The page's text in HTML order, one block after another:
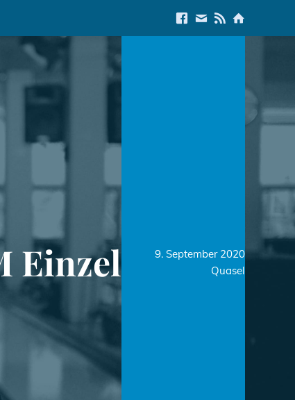
Link to Facebook
E-Mail us
Link to RSS Feed
Link to
Einzel
9. September 2020
Quasel